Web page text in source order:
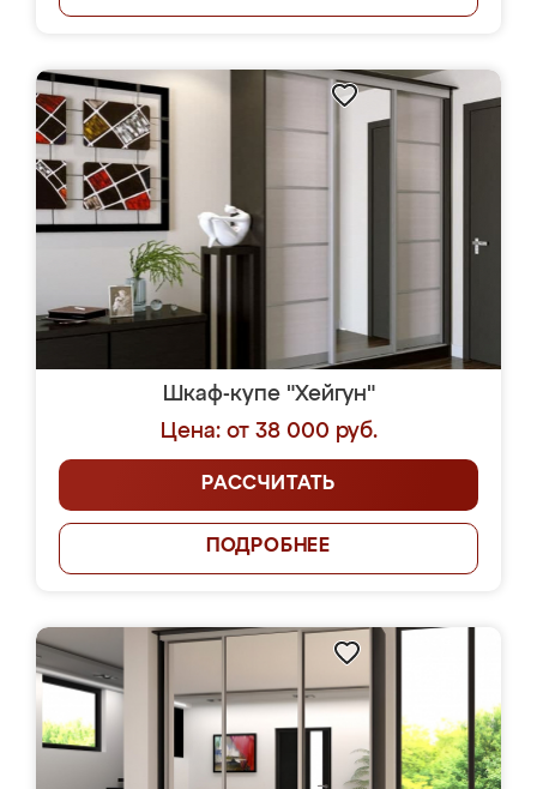
Шкаф-купе "Хейгун"
Цена: от 38 000 руб.
РАССЧИТАТЬ
ПОДРОБНЕЕ